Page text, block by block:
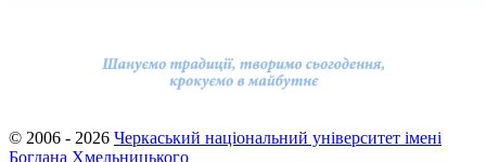
© 2006 - 2026 Черкаський національний університет імені
Богдана Хмельницького